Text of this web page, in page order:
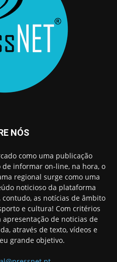
NÓS
como uma publicação
informar on-line, na hora, o
regional surge como uma
noticioso da plataforma
as notícias de âmbito
e cultura! Com critérios
de noticias de
através de texto, vídeos e
grande objetivo.